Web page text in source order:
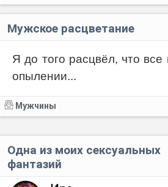
Мужское расцветание
Я до того расцвёл, что
опылении...
Мужчины
Одна из моих сексуальных
фантазий